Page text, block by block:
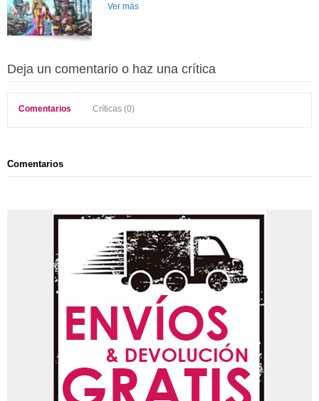
Ver más
Deja un comentario o haz una crítica
Comentarios Críticas (0)
Comentarios